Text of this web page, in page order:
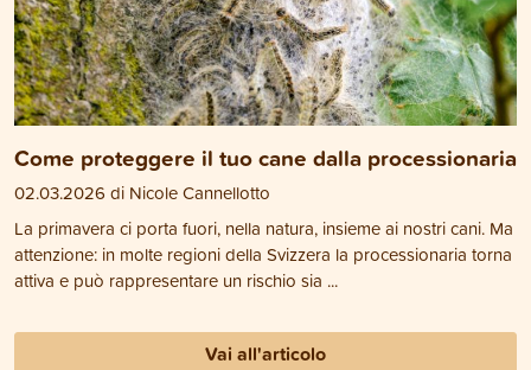
Come proteggere il tuo cane dalla processionaria
02.03.2026 di Nicole Cannellotto
La primavera ci porta fuori, nella natura, insieme ai nostri cani. Ma
attenzione: in molte regioni della Svizzera la processionaria torna
attiva e può rappresentare un rischio sia ...
Vai all'articolo